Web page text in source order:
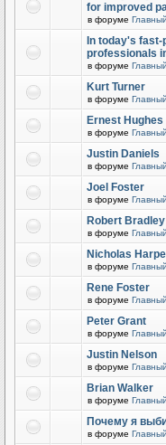
for improved
в форуме
In today's
professionals
в форуме
Kurt Turner
в форуме
Ernest Hughes
в форуме
Justin Daniels
в форуме
Joel Foster
в форуме
Robert Bradley
в форуме
Nicholas
в форуме
Rene Foster
в форуме
Peter Grant
в форуме
Justin Nelson
в форуме
Brian Walker
в форуме
Почему я
в форуме